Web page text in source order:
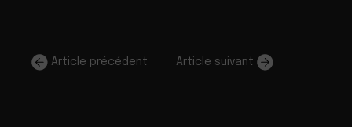
Article précédent Article suivant